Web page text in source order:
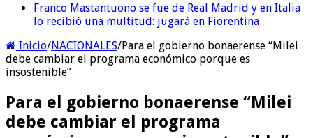
Franco Mastantuono se fue de Real Madrid y en Italia
lo recibió una multitud: jugará en Fiorentina
Inicio/NACIONALES/Para el gobierno bonaerense “Milei
debe cambiar el programa económico porque es
insostenible”
Para el gobierno bonaerense “Milei
debe cambiar el programa